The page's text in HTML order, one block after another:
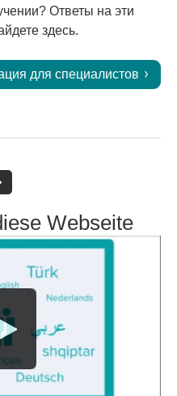
Ответы на эти
здесь.
для специалистов
Webseite